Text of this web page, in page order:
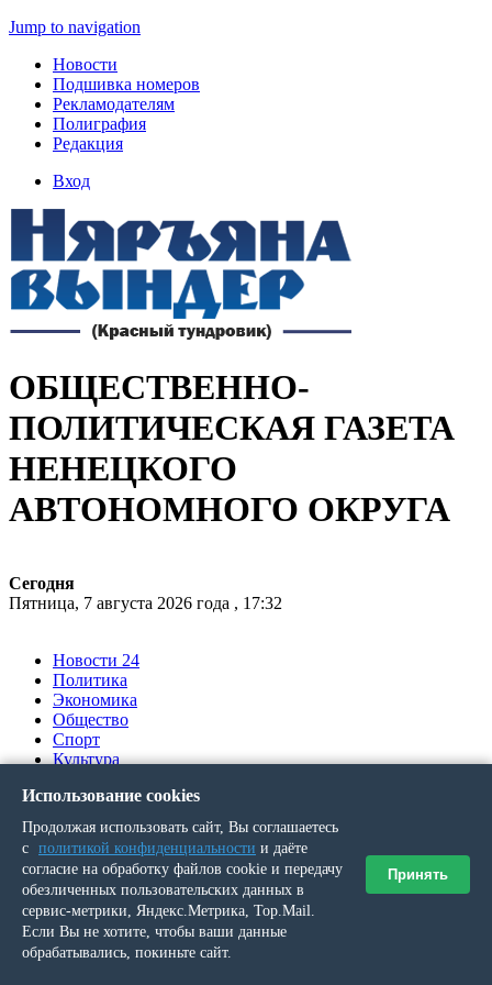
Jump to navigation
Новости
Подшивка номеров
Рекламодателям
Полиграфия
Редакция
Вход
ОБЩЕСТВЕННО-
ПОЛИТИЧЕСКАЯ ГАЗЕТА
НЕНЕЦКОГО
АВТОНОМНОГО ОКРУГА
Сегодня
Пятница, 7 августа 2026 года , 17:32
Новости 24
Политика
Экономика
Общество
Спорт
Культура
Ялумд’’
Вы здесь
Главная
Новости
Использование cookies
Продолжая использовать сайт, Вы соглашаетесь
с политикой конфиденциальности и даёте
согласие на обработку файлов cookie и передачу
обезличенных пользовательских данных в
сервис-метрики, Яндекс.Метрика, Top.Mail.
Если Вы не хотите, чтобы ваши данные
обрабатывались, покиньте сайт.
Принять